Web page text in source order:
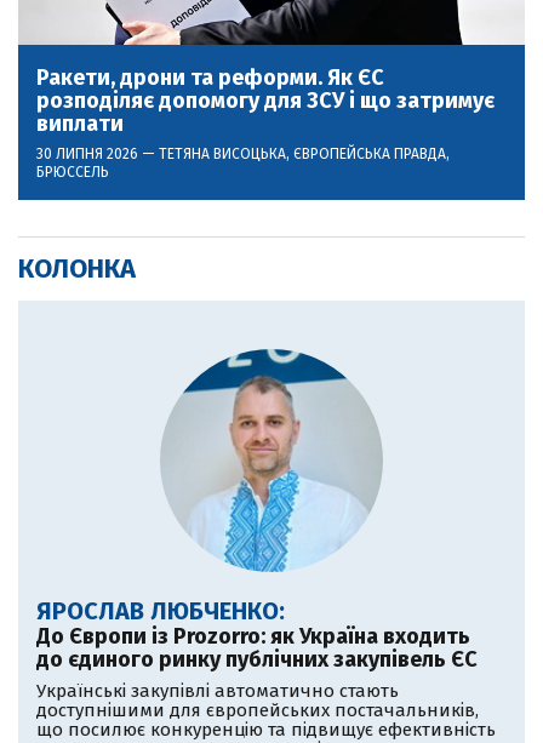
Ракети, дрони та реформи. Як ЄС
розподіляє допомогу для ЗСУ і що затримує
виплати
30 ЛИПНЯ 2026 — ТЕТЯНА ВИСОЦЬКА, ЄВРОПЕЙСЬКА ПРАВДА,
БРЮССЕЛЬ
КОЛОНКА
ЯРОСЛАВ ЛЮБЧЕНКО:
До Європи із Prozorro: як Україна входить
до єдиного ринку публічних закупівель ЄС
Українські закупівлі автоматично стають
доступнішими для європейських постачальників,
що посилює конкуренцію та підвищує ефективність